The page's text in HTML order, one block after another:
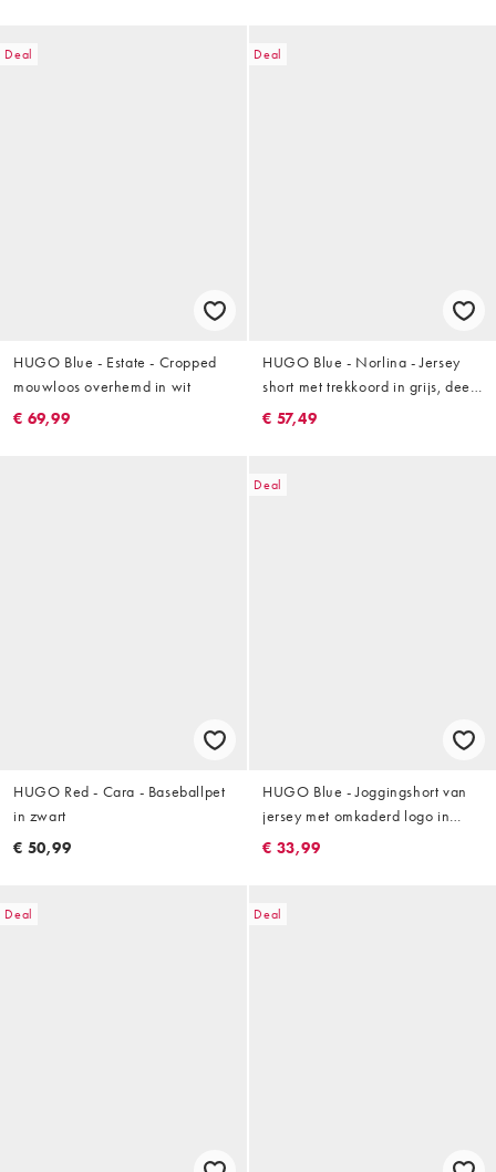
Deal
HUGO Blue - Estate - Cropped
mouwloos overhemd in wit
€ 69,99
Deal
HUGO Blue - Norlina - Jersey
short met trekkoord in grijs, deel
van co-ord set
€ 57,49
HUGO Red - Cara - Baseballpet
in zwart
€ 50,99
Deal
HUGO Blue - Joggingshort van
jersey met omkaderd logo in
zwart
€ 33,99
Deal Deal